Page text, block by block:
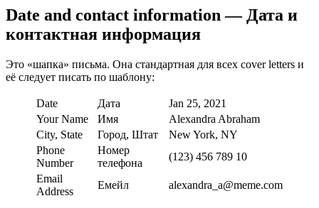
Date and contact information — Дата и
контактная информация
Это «шапка» письма. Она стандартная для всех cover letters и
её следует писать по шаблону:
Date Дата
Jan 25, 2021
Your Name
Имя
Alexandra Abraham
City, State
Город, Штат
New York, NY
Phone
Number
Номер
телефона
(123) 456 789 10
Email
Address
Емейл alexandra_a@meme.com